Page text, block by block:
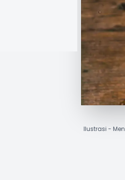
Ilustrasi -